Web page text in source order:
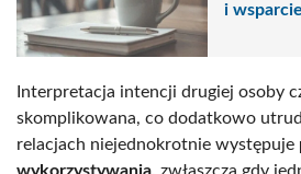
i wsparcie
Interpretacja intencji drugiej osoby
skomplikowana, co dodatkowo
relacjach niejednokrotnie występuje
wykorzystywania, zwłaszcza gdy